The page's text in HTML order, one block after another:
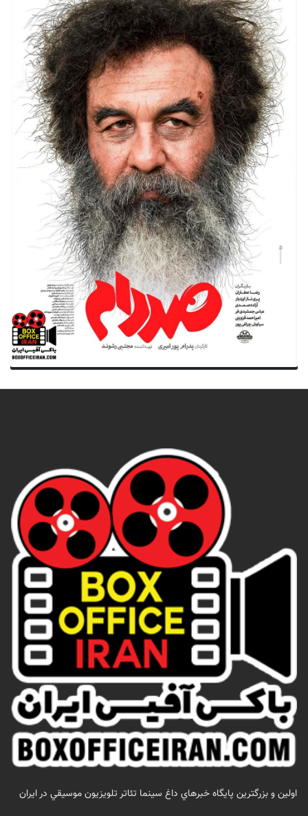
اولين و بزرگترين پايگاه خبرهاي داغ سينما تئاتر تلويزيون موسيقي در ايران